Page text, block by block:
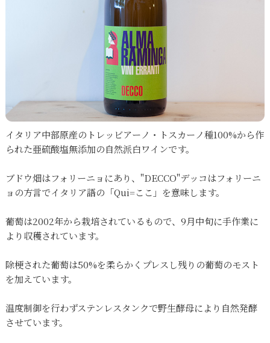
イタリア中部原産のトレッビアーノ・トスカーノ種100%から作
られた亜硫酸塩無添加の自然派白ワインです。
ブドウ畑はフォリーニョにあり、"DECCO"デッコはフォリーニ
ョの方言でイタリア語の「Qui=ここ」を意味します。
葡萄は2002年から栽培されているもので、9月中旬に手作業に
より収穫されています。
除梗された葡萄は50%を柔らかくプレスし残りの葡萄のモスト
を加えています。
温度制御を行わずステンレスタンクで野生酵母により自然発酵
させています。